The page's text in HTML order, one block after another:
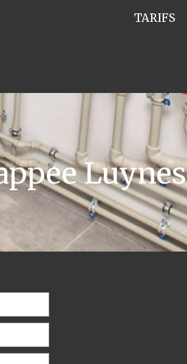
TARIFS
Luynes